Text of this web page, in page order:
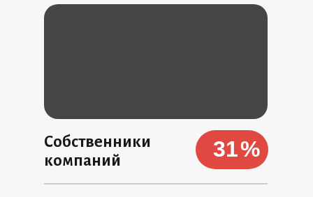
Собственники
компаний
%
31